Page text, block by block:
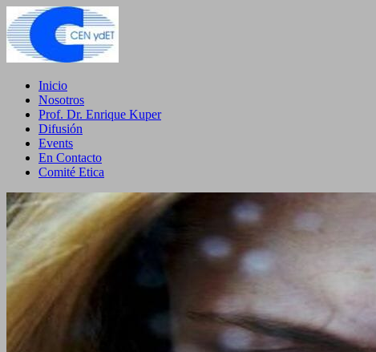
Inicio
Nosotros
Prof. Dr. Enrique Kuper
Difusión
Events
En Contacto
Comité Etica